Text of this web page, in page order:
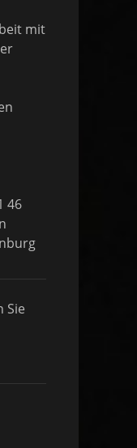
mit
46
Sie